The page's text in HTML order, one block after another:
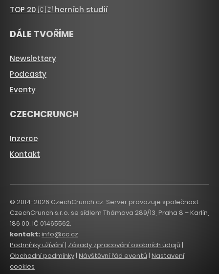
TOP 20 🇨🇿 herních studií
DÁLE TVOŘÍME
Newslettery
Podcasty
Eventy
CZECHCRUNCH
Inzerce
Kontakt
© 2014-2026 CzechCrunch.cz. Server provozuje společnost
CzechCrunch s.r.o. se sídlem Thámova 289/13, Praha 8 – Karlín,
186 00. IČ 01465562.
kontakt:info@cc.cz
Podmínky užívání| Zásady zpracování osobních údajů|
Obchodní podmínky| Návštěvní řád eventů | Nastavení
cookies